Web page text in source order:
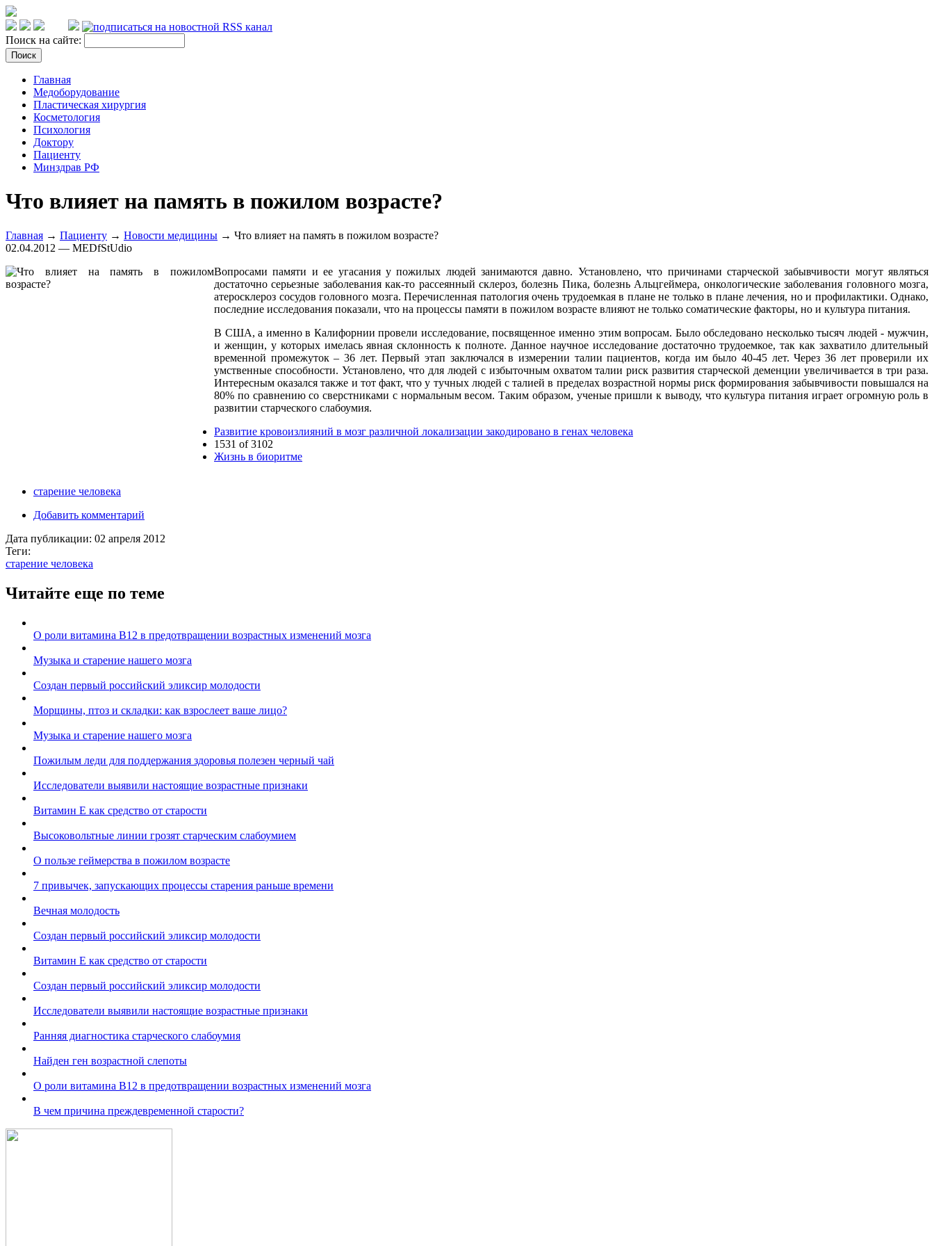
Поиск на сайте:
Главная
Медоборудование
Пластическая хирургия
Косметология
Психология
Доктору
Пациенту
Минздрав РФ
Что влияет на память в пожилом возрасте?
Главная → Пациенту → Новости медицины → Что влияет на память в пожилом возрасте?
02.04.2012 — MEDfStUdio
Вопросами памяти и ее угасания у пожилых людей занимаются давно. Установлено, что причинами старческой забывчивости могут являться
достаточно серьезные заболевания как-то рассеянный склероз, болезнь Пика, болезнь Альцгеймера, онкологические заболевания головного мозга,
атеросклероз сосудов головного мозга. Перечисленная патология очень трудоемкая в плане не только в плане лечения, но и профилактики. Однако,
последние исследования показали, что на процессы памяти в пожилом возрасте влияют не только соматические факторы, но и культура питания.
В США, а именно в Калифорнии провели исследование, посвященное именно этим вопросам. Было обследовано несколько тысяч людей - мужчин,
и женщин, у которых имелась явная склонность к полноте. Данное научное исследование достаточно трудоемкое, так как захватило длительный
временной промежуток – 36 лет. Первый этап заключался в измерении талии пациентов, когда им было 40-45 лет. Через 36 лет проверили их
умственные способности. Установлено, что для людей с избыточным охватом талии риск развития старческой деменции увеличивается в три раза.
Интересным оказался также и тот факт, что у тучных людей с талией в пределах возрастной нормы риск формирования забывчивости повышался на
80% по сравнению со сверстниками с нормальным весом. Таким образом, ученые пришли к выводу, что культура питания играет огромную роль в
развитии старческого слабоумия.
Развитие кровоизлияний в мозг различной локализации закодировано в генах человека
1531 of 3102
Жизнь в биоритме
старение человека
Добавить комментарий
Дата публикации: 02 апреля 2012
Теги:
старение человека
Читайте еще по теме
О роли витамина B12 в предотвращении возрастных изменений мозга
Музыка и старение нашего мозга
Создан первый российский эликсир молодости
Морщины, птоз и складки: как взрослеет ваше лицо?
Музыка и старение нашего мозга
Пожилым леди для поддержания здоровья полезен черный чай
Исследователи выявили настоящие возрастные признаки
Витамин Е как средство от старости
Высоковольтные линии грозят старческим слабоумием
О пользе геймерства в пожилом возрасте
7 привычек, запускающих процессы старения раньше времени
Вечная молодость
Создан первый российский эликсир молодости
Витамин Е как средство от старости
Создан первый российский эликсир молодости
Исследователи выявили настоящие возрастные признаки
Ранняя диагностика старческого слабоумия
Найден ген возрастной слепоты
О роли витамина B12 в предотвращении возрастных изменений мозга
В чем причина преждевременной старости?